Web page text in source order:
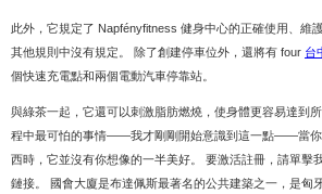
此外，它規定了 Napfényfitness 健身中心的正確使用、維
其他規則中沒有規定。 除了創建停車位外，還將有 four 台
個快速充電點和兩個電動汽車停靠站。
與綠茶一起，它還可以刺激脂肪燃燒，使身體更容易達到
程中最可怕的事情——我才剛剛開始意識到這一點——當你
西時，它並沒有你想像的一半美好。 要激活註冊，請單擊
鏈接。 國會大廈是布達佩斯最著名的公共建築之一，是匈